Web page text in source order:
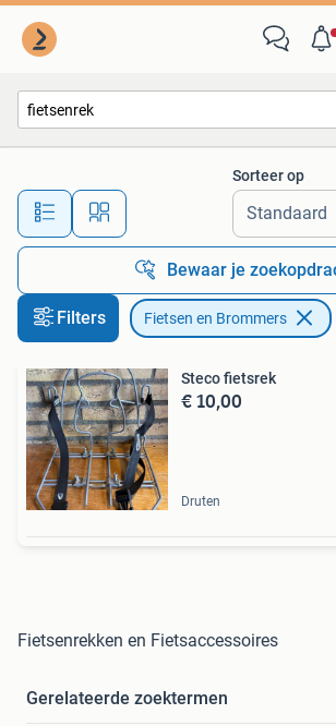
Alle afstanden…
Sorteer op
Bewaar je
Filters Fietsen en Brommers
Steco fietsrek
€ 10,00
Druten
Fietsenrekken en Fietsaccessoires
Gerelateerde zoektermen